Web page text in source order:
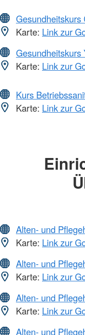
Gesundheitskurs
Karte: Link zur
Gesundheitskurs
Karte: Link zur
Kurs
Karte: Link zur
Alten- und
Karte: Link zur
Alten- und
Karte: Link zur
Alten- und
Karte: Link zur
Alten- und